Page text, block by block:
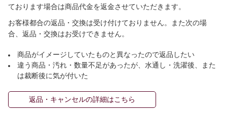
ております場合は商品代金を返金させていただきます。
お客様都合の返品・交換は受け付けておりません。また次の場
合、返品・交換はお受けできません。
商品がイメージしていたものと異なったので返品したい
違う商品・汚れ・数量不足があったが、水通し・洗濯後、また
は裁断後に気が付いた
返品・キャンセルの詳細はこちら